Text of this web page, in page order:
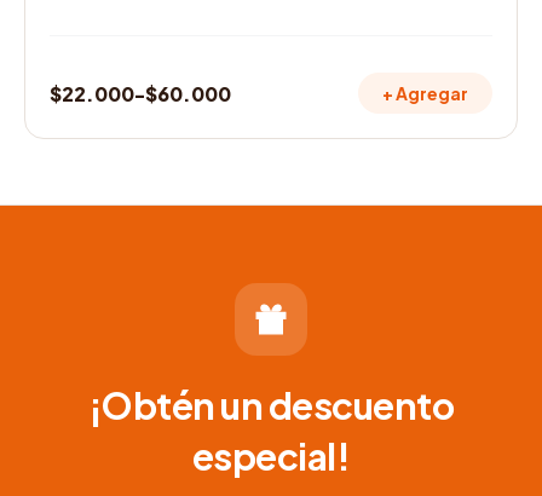
$22.000-$60.000
Rango
de
+ Agregar
¡Obtén un descuento
especial!